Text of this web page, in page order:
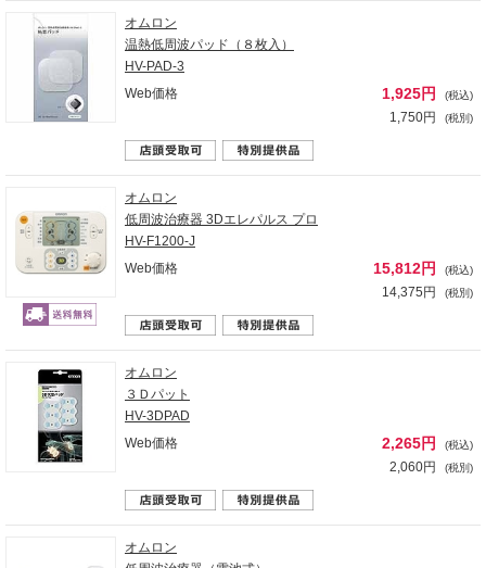
オムロン
温熱低周波パッド（８枚入）
HV-PAD-3
Web価格
1,925円 (税込)
1,750円 (税別)
オムロン
低周波治療器 3Dエレパルス プロ
HV-F1200-J
Web価格
15,812円 (税込)
14,375円 (税別)
オムロン
３Ｄパット
HV-3DPAD
Web価格
2,265円 (税込)
2,060円 (税別)
オムロン